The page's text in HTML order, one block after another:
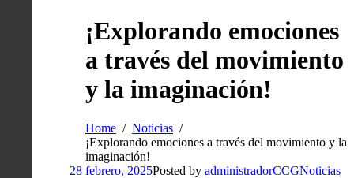
¡Explorando emociones
a través del movimiento
y la imaginación!
Home
Noticias
¡Explorando emociones a través del movimiento y la
imaginación!
28 febrero, 2025Posted by administradorCCGNoticias